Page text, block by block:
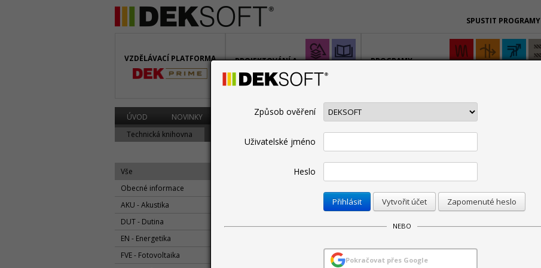
Způsob ověření
Uživatelské jméno
Heslo
Vytvořit účet Zapomenuté heslo
NEBO
Pokračovat přes Google
SPUSTIT PROGRAMY
VZDĚLÁVACÍ PLATFORMA
PROJEKTOVÁNÍ A
BIM
PROGRAMY
ÚVOD NOVINKY PROGRAMY CENÍK PODPORA
Technická knihovna
Technická podpora Manuály
Vše
Obecné informace
AKU - Akustika
DUT - Dutina
EN - Energetika
FVE - Fotovoltaika
Omezit pro:
26. 5. 2026 | Autor: Martin Varga